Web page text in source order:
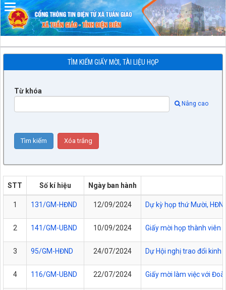
TÌM KIẾM GIẤY MỜI, TÀI LIỆU HỌP
Từ khóa
Nâng cao
STT Số kí hiệu Ngày ban hành
1 131/GM-HĐND 12/09/2024 Dự kỳ họp thứ Mười,
2 141/GM-UBND 10/09/2024 Giấy mời họp thành viên
3 95/GM-HĐND 24/07/2024 Dự Hội nghị trao đổi kinh
4 116/GM-UBND 22/07/2024 Giấy mời làm việc với
Đã kết nối EMC